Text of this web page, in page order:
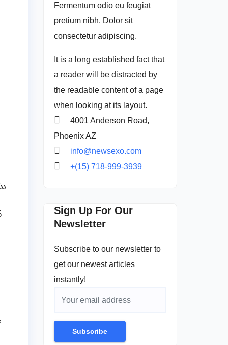
Fermentum odio eu feugiat
pretium nibh. Dolor sit
consectetur adipiscing.
It is a long established fact that
a reader will be distracted by
the readable content of a page
when looking at its layout.
4001 Anderson Road,
Phoenix AZ
info@newsexo.com
+(15) 718-999-3939
Sign Up For Our
Newsletter
Subscribe to our newsletter to
get our newest articles
instantly!
Subscribe